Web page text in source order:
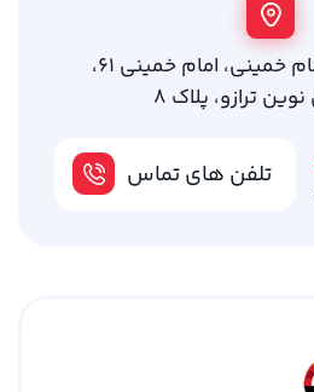
مشهد، میدان امام خمینی، امام خمینی 61،
ترازو، پلاک 8
تلفن های تماس